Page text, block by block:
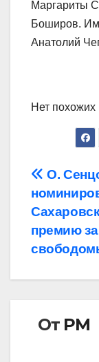
Маргариты
Боширов. Им
Анатолий
Нет
по
О.
премию за
От РМ